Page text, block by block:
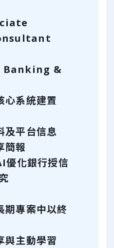
Banking &
心系統建置
及平台信息
簡報
優化銀行授信
期專案中以終
與主動學習